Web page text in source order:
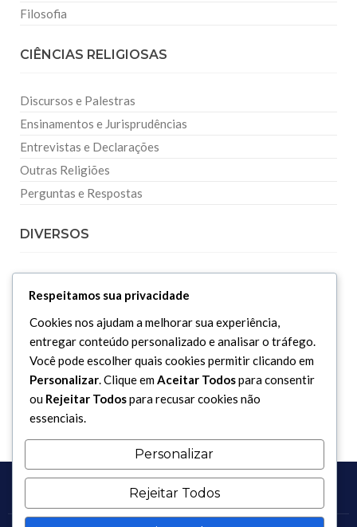
Filosofia
CIÊNCIAS RELIGIOSAS
Discursos e Palestras
Ensinamentos e Jurisprudências
Entrevistas e Declarações
Outras Religiões
Perguntas e Respostas
DIVERSOS
Dicionário Islâmico
Downloads
Respeitamos sua privacidade
Cookies nos ajudam a melhorar sua experiência,
entregar conteúdo personalizado e analisar o tráfego.
Você pode escolher quais cookies permitir clicando em
Personalizar. Clique emAceitar Todospara consentir
ou Rejeitar Todospara recusar cookies não
essenciais.
Personalizar
Rejeitar Todos